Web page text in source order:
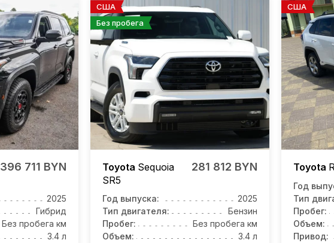
396 711 BYN
2025
Гибрид
Без пробега км
3.4 л
США
Без пробега
Toyota Sequoia
SR5
281 812 BYN
Год выпуска:
2025
Тип двигателя:
Бензин
Пробег:
Без пробега км
Объем:
3.4 л
США
Toyota
Год
Тип
Пробег:
Объем:
Привод: